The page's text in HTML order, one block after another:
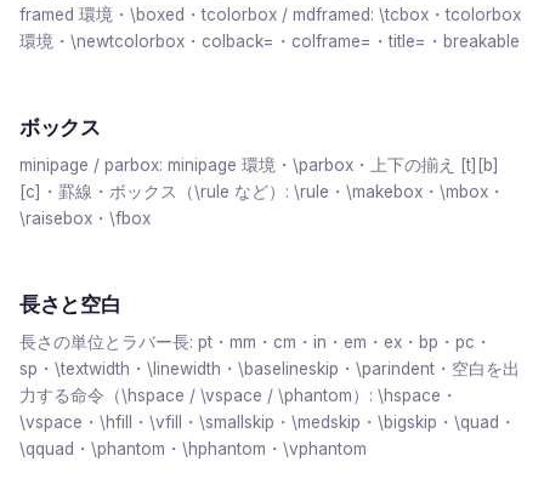
framed 環境・\boxed・tcolorbox / mdframed: \tcbox・tcolorbox
環境・\newtcolorbox・colback=・colframe=・title=・breakable
ボックス
minipage / parbox: minipage 環境・\parbox・上下の揃え [t][b]
[c]・罫線・ボックス（\rule など）: \rule・\makebox・\mbox・
\raisebox・\fbox
長さと空白
長さの単位とラバー長: pt・mm・cm・in・em・ex・bp・pc・
sp・\textwidth・\linewidth・\baselineskip・\parindent・空白を出
力する命令（\hspace / \vspace / \phantom）: \hspace・
\vspace・\hfill・\vfill・\smallskip・\medskip・\bigskip・\quad・
\qquad・\phantom・\hphantom・\vphantom